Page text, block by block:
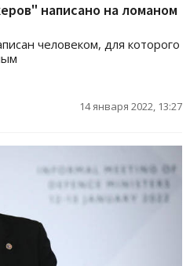
написано на ломаном
человеком, для которого
14 января 2022, 13:27